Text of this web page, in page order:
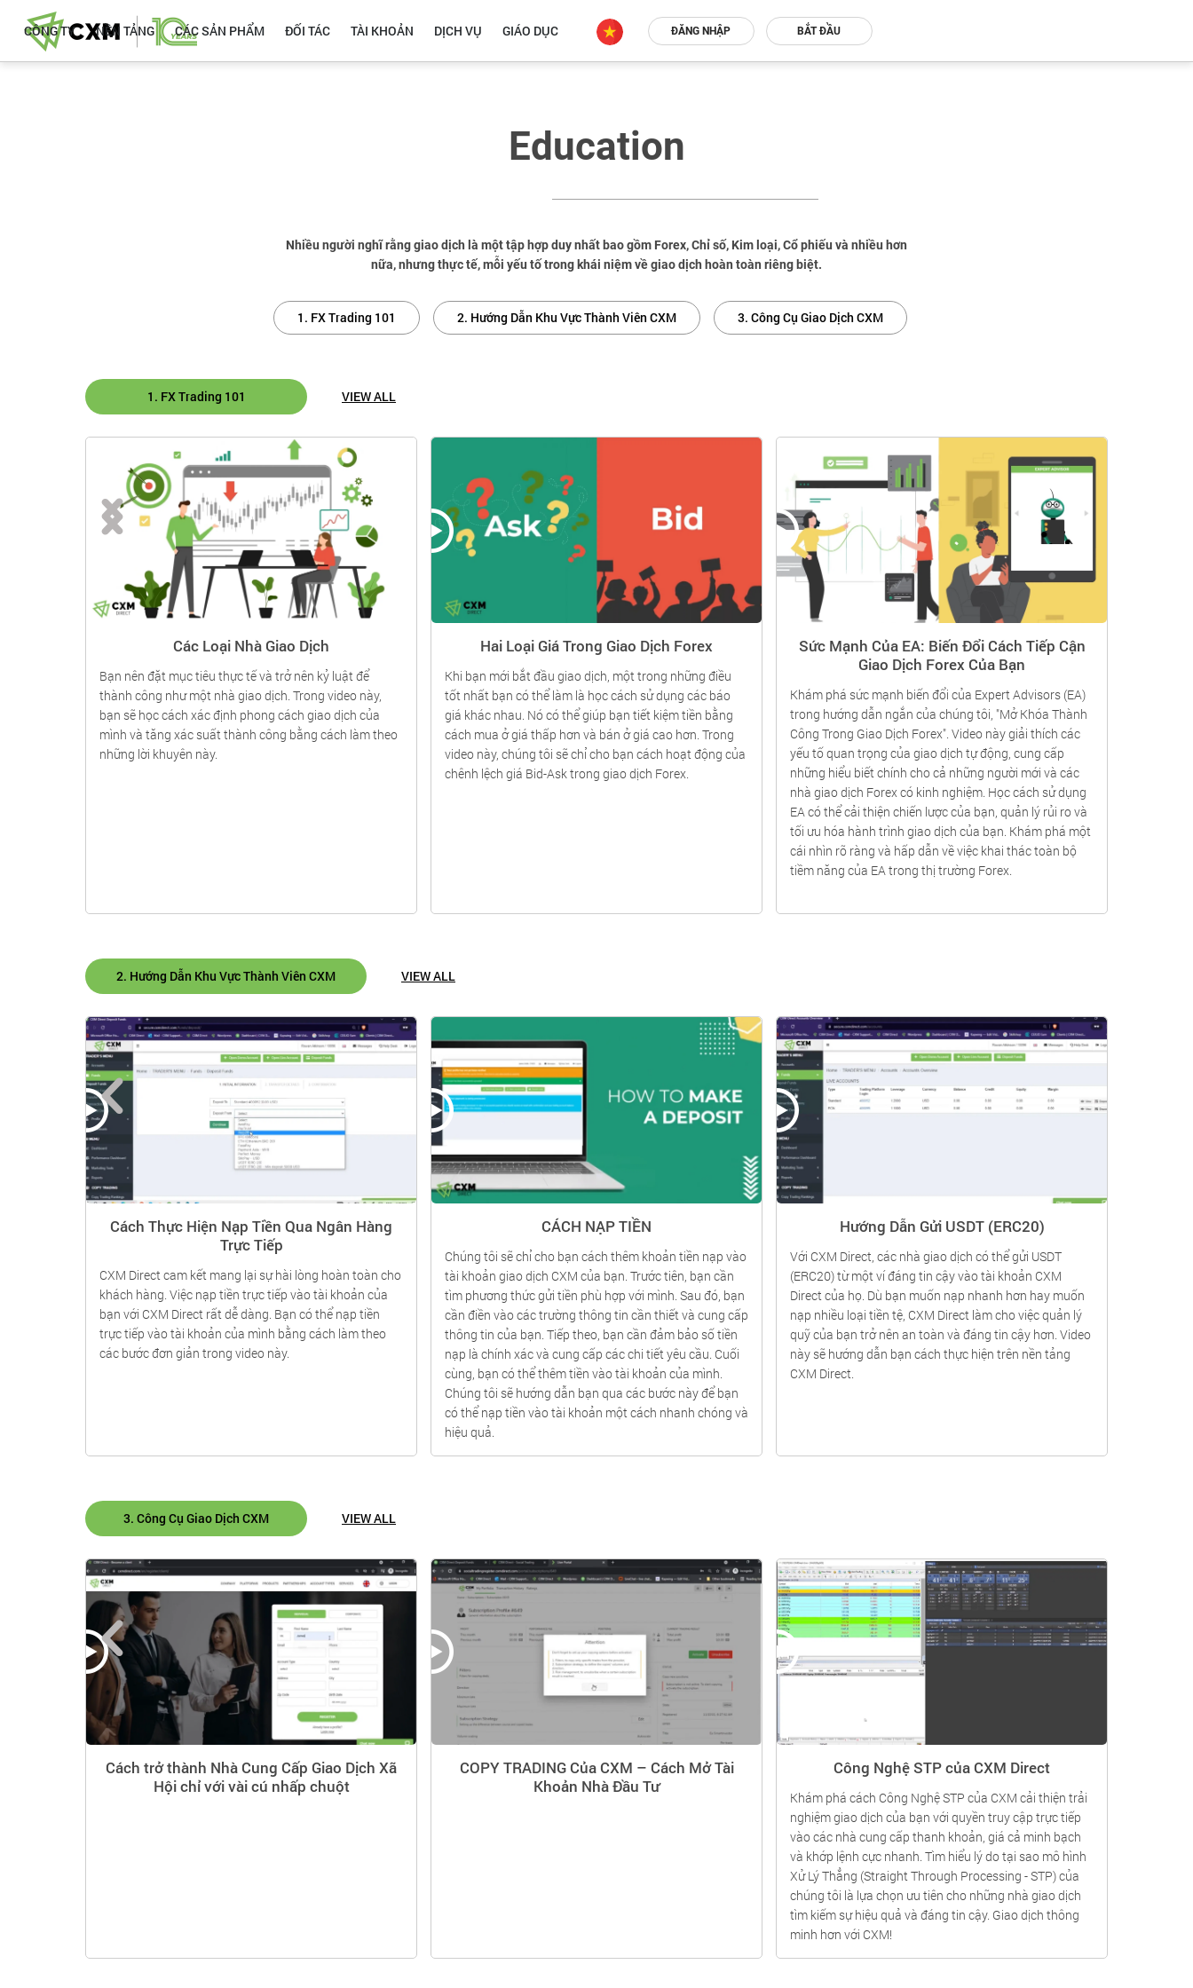
CÔNG TY NỀN TẢNG CÁC SẢN PHẨM ĐỐI TÁC TÀI KHOẢN DỊCH VỤ GIÁO DỤC ĐĂNG NHẬP BẮT ĐẦU
Education
Nhiều người nghĩ rằng giao dịch là một tập hợp duy nhất bao gồm Forex, Chỉ số, Kim loại, Cổ phiếu và nhiều hơn
nữa, nhưng thực tế, mỗi yếu tố trong khái niệm về giao dịch hoàn toàn riêng biệt.
1. FX Trading 101 2. Hướng Dẫn Khu Vực Thành Viên CXM 3. Công Cụ Giao Dịch CXM
1. FX Trading 101 VIEW ALL
Các Loại Nhà Giao Dịch
Bạn nên đặt mục tiêu thực tế và trở nên kỷ luật để
thành công như một nhà giao dịch. Trong video này,
bạn sẽ học cách xác định phong cách giao dịch của
mình và tăng xác suất thành công bằng cách làm theo
những lời khuyên này.
Hai Loại Giá Trong Giao Dịch Forex
Khi bạn mới bắt đầu giao dịch, một trong những điều
tốt nhất bạn có thể làm là học cách sử dụng các báo
giá khác nhau. Nó có thể giúp bạn tiết kiệm tiền bằng
cách mua ở giá thấp hơn và bán ở giá cao hơn. Trong
video này, chúng tôi sẽ chỉ cho bạn cách hoạt động của
chênh lệch giá Bid-Ask trong giao dịch Forex.
Sức Mạnh Của EA: Biến Đổi Cách Tiếp Cận
Giao Dịch Forex Của Bạn
Khám phá sức mạnh biến đổi của Expert Advisors (EA)
trong hướng dẫn ngắn của chúng tôi, "Mở Khóa Thành
Công Trong Giao Dịch Forex". Video này giải thích các
yếu tố quan trọng của giao dịch tự động, cung cấp
những hiểu biết chính cho cả những người mới và các
nhà giao dịch Forex có kinh nghiệm. Học cách sử dụng
EA có thể cải thiện chiến lược của bạn, quản lý rủi ro và
tối ưu hóa hành trình giao dịch của bạn. Khám phá một
cái nhìn rõ ràng và hấp dẫn về việc khai thác toàn bộ
tiềm năng của EA trong thị trường Forex.
2. Hướng Dẫn Khu Vực Thành Viên CXM VIEW ALL
Cách Thực Hiện Nạp Tiền Qua Ngân Hàng
Trực Tiếp
CXM Direct cam kết mang lại sự hài lòng hoàn toàn cho
khách hàng. Việc nạp tiền trực tiếp vào tài khoản của
bạn với CXM Direct rất dễ dàng. Bạn có thể nạp tiền
trực tiếp vào tài khoản của mình bằng cách làm theo
các bước đơn giản trong video này.
CÁCH NẠP TIỀN
Chúng tôi sẽ chỉ cho bạn cách thêm khoản tiền nạp vào
tài khoản giao dịch CXM của bạn. Trước tiên, bạn cần
tìm phương thức gửi tiền phù hợp với mình. Sau đó, bạn
cần điền vào các trường thông tin cần thiết và cung cấp
thông tin của bạn. Tiếp theo, bạn cần đảm bảo số tiền
nạp là chính xác và cung cấp các chi tiết yêu cầu. Cuối
cùng, bạn có thể thêm tiền vào tài khoản của mình.
Chúng tôi sẽ hướng dẫn bạn qua các bước này để bạn
có thể nạp tiền vào tài khoản một cách nhanh chóng và
hiệu quả.
Hướng Dẫn Gửi USDT (ERC20)
Với CXM Direct, các nhà giao dịch có thể gửi USDT
(ERC20) từ một ví đáng tin cậy vào tài khoản CXM
Direct của họ. Dù bạn muốn nạp nhanh hơn hay muốn
nạp nhiều loại tiền tệ, CXM Direct làm cho việc quản lý
quỹ của bạn trở nên an toàn và đáng tin cậy hơn. Video
này sẽ hướng dẫn bạn cách thực hiện trên nền tảng
CXM Direct.
3. Công Cụ Giao Dịch CXM VIEW ALL
Cách trở thành Nhà Cung Cấp Giao Dịch Xã
Hội chỉ với vài cú nhấp chuột
COPY TRADING Của CXM – Cách Mở Tài
Khoản Nhà Đầu Tư
Công Nghệ STP của CXM Direct
Khám phá cách Công Nghệ STP của CXM cải thiện trải
nghiệm giao dịch của bạn với quyền truy cập trực tiếp
vào các nhà cung cấp thanh khoản, giá cả minh bạch
và khớp lệnh cực nhanh. Tìm hiểu lý do tại sao mô hình
Xử Lý Thẳng (Straight Through Processing - STP) của
chúng tôi là lựa chọn ưu tiên cho những nhà giao dịch
tìm kiếm sự hiệu quả và đáng tin cậy. Giao dịch thông
minh hơn với CXM!